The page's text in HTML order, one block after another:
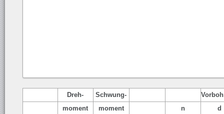
Dreh- Schwung-
moment
moment n
d